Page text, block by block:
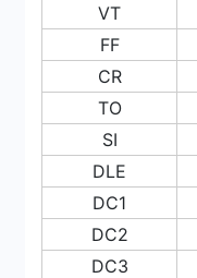
VT
FF
CR
ΤΟ
SI
DLE
DC1
DC2
DC3